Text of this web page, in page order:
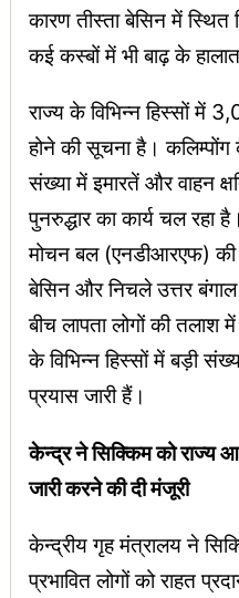
कारण तीस्ता बेसिन में
कई कस्बों में भी बाढ़ के
राज्य के विभिन्न हिस्सों
होने की सूचना है। कलिम्पोंग
संख्या में इमारतें और वाहन
पुनरुद्धार का कार्य चल रहा
मोचन बल (एनडीआरएफ) की
बेसिन और निचले उत्तर
बीच लापता लोगों की
के विभिन्न हिस्सों में बड़ी
प्रयास जारी हैं।
केन्द्र ने सिक्किम को राज्य
जारी करने की दी मंजूरी
केन्द्रीय गृह मंत्रालय ने
प्रभावित लोगों को राहत